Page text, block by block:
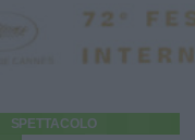
SPETTACOLO